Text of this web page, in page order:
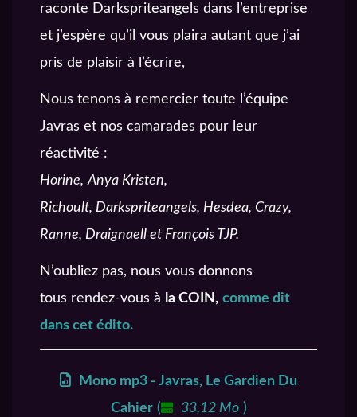
raconte Darkspriteangels dans l’entreprise
et j’espère qu’il vous plaira autant que j’ai
pris de plaisir à l’écrire,
Nous tenons à remercier toute l’équipe
Javras et nos camarades pour leur
réactivité :
Horine, Anya Kristen,
Richoult, Darkspriteangels, Hesdea, Crazy,
Ranne, Draignaell et François TJP.
N’oubliez pas, nous vous donnons
tous rendez-vous à la COIN, comme dit
dans cet édito.
Mono mp3 - Javras, Le Gardien Du
Cahier( 33,12 Mo )